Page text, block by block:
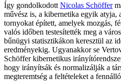
Így gondolkodott Nicolas Schöffer
művész is, a kibernetika egyik atyja,
tornyokat épített, amelyek mozgás,
valós időben testesítették meg a
bűnügyi statisztikákon keresztül az
eredményekig. Ugyanakkor se
Schöffer kibernetikus
hogy irányítsák és normalizálják a
megteremtség a feltételeket a